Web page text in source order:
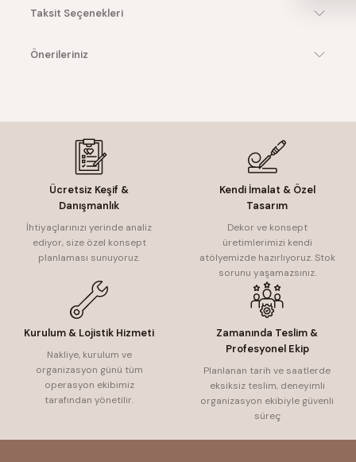
Taksit Seçenekleri
Önerileriniz
Ücretsiz Keşif &
Danışmanlık
İhtiyaçlarınızı yerinde analiz
ediyor, size özel konsept
planlaması sunuyoruz.
Kendi İmalat & Özel
Tasarım
Dekor ve konsept
üretimlerimizi kendi
atölyemizde hazırlıyoruz. Stok
sorunu yaşamazsınız.
Kurulum & Lojistik Hizmeti
Nakliye, kurulum ve
organizasyon günü tüm
operasyon ekibimiz
tarafından yönetilir.
Zamanında Teslim &
Profesyonel Ekip
Planlanan tarih ve saatlerde
eksiksiz teslim, deneyimli
organizasyon ekibiyle güvenli
süreç